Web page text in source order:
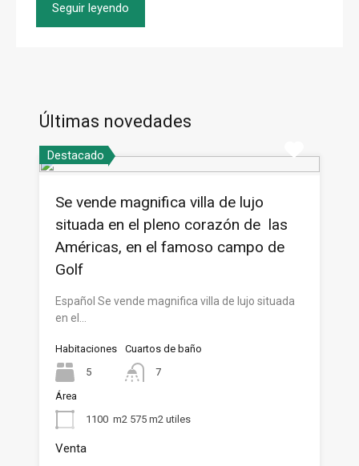
Seguir leyendo
Últimas novedades
Destacado
Se vende magnifica villa de lujo
situada en el pleno corazón de las
Américas, en el famoso campo de
Golf
Español Se vende magnifica villa de lujo situada
en el…
Habitaciones
5
Cuartos de baño
7
Área
1100 m2 575 m2 utiles
Venta